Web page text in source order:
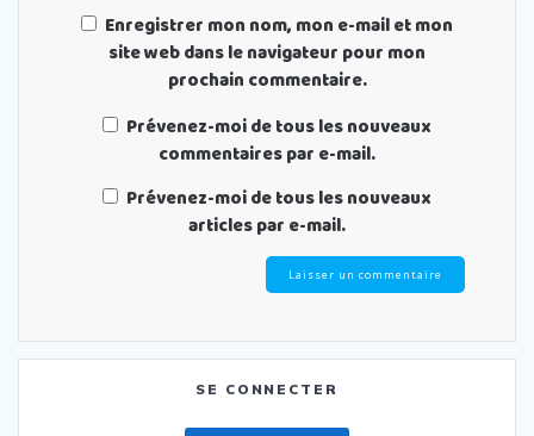
Enregistrer mon nom, mon e-mail et mon
site web dans le navigateur pour mon
prochain commentaire.
Prévenez-moi de tous les nouveaux
commentaires par e-mail.
Prévenez-moi de tous les nouveaux
articles par e-mail.
SE CONNECTER